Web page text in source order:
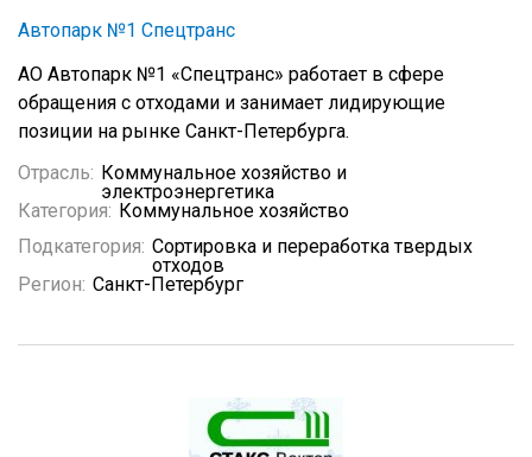
Автопарк №1 Спецтранс
АО Автопарк №1 «Спецтранс» работает в сфере
обращения с отходами и занимает лидирующие
позиции на рынке Санкт-Петербурга.
Отрасль: Коммунальное хозяйство и
электроэнергетика
Категория: Коммунальное хозяйство
Подкатегория: Сортировка и переработка твердых
отходов
Регион: Санкт-Петербург